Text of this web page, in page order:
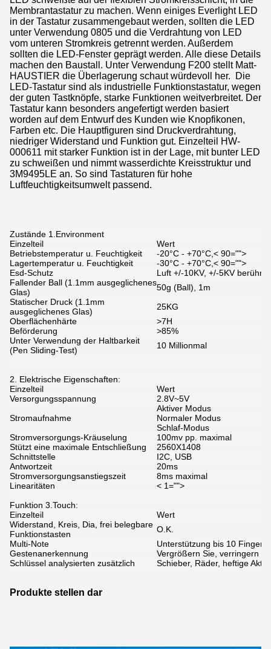
Membrantastatur zu machen. Wenn einiges Everlight LED
in der Tastatur zusammengebaut werden, sollten die LED
unter Verwendung 0805 und die Verdrahtung von LED
vom unteren Stromkreis getrennt werden. Außerdem
sollten die LED-Fenster geprägt werden. Alle diese Details
machen den Baustall. Unter Verwendung F200 stellt Matt-
HAUSTIER die Überlagerung schaut würdevoll her. Die
LED-Tastatur sind als industrielle Funktionstastatur, wegen
der guten Tastknöpfe, starke Funktionen weitverbreitet. Der
Tastatur kann besonders angefertigt werden basiert
worden auf dem Entwurf des Kunden wie Knopfikonen,
Farben etc. Die Hauptfiguren sind Druckverdrahtung,
niedriger Widerstand und Funktion gut. Einzelteil HW-
000611 mit starker Funktion ist in der Lage, mit bunter LED
zu schweißen und nimmt wasserdichte Kreisstruktur und
3M9495LE an. So sind Tastaturen für hohe
Luftfeuchtigkeitsumwelt passend.
Zustände 1.Environment
Einzelteil
Wert
Betriebstemperatur u. Feuchtigkeit
-20°C - +70°C,< 90="">
Lagertemperatur u. Feuchtigkeit
-30°C - +70°C,< 90="">
Esd-Schutz
Luft +/-10KV, +/-5KV
Fallender Ball (1.1mm ausgeglichenes
Glas)
50g (Ball), 1m
Statischer Druck (1.1mm
ausgeglichenes Glas)
25KG
Oberflächenhärte
>7H
Beförderung
>85%
Unter Verwendung der Haltbarkeit
(Pen Sliding-Test)
10 Millionmal
2. Elektrische Eigenschaften:
Einzelteil
Wert
Versorgungsspannung
2.8V~5V
Stromaufnahme
Aktiver Modus
Normaler Modus
Schlaf-Modus
Stromversorgungs-Kräuselung
100mv pp. maximal
Stützt eine maximale Entschließung
2560X1408
Schnittstelle
I2C, USB
Antwortzeit
20ms
Stromversorgungsanstiegszeit
8ms maximal
Linearitäten
< 1="">
Funktion 3.Touch:
Einzelteil
Wert
Widerstand, Kreis, Dia, frei belegbare
Funktionstasten
O.K.
Multi-Note
Unterstützung bis 10 Finger
Gestenanerkennung
Vergrößern Sie, verringern
Schlüssel analysierten zusätzlich
Schieber, Räder, heftige
Produkte stellen dar